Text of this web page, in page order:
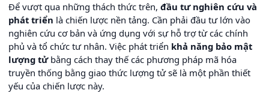
Để vượt qua những thách thức trên, đầu tư nghiên cứu và
phát triển là chiến lược nền tảng. Cần phải đầu tư lớn vào
nghiên cứu cơ bản và ứng dụng với sự hỗ trợ từ các chính
phủ và tổ chức tư nhân. Việc phát triển khả năng bảo mật
lượng tửbằng cách thay thế các phương pháp mã hóa
truyền thống bằng giao thức lượng tử sẽ là một phần thiết
yếu của chiến lược này.